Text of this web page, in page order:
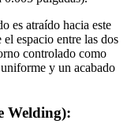
es atraído hacia este
espacio entre las dos
controlado como
y un acabado
Welding):